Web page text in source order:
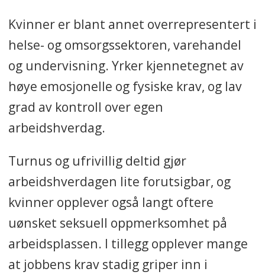
Kvinner er blant annet overrepresentert i
helse- og omsorgssektoren, varehandel
og undervisning. Yrker kjennetegnet av
høye emosjonelle og fysiske krav, og lav
grad av kontroll over egen
arbeidshverdag.
Turnus og ufrivillig deltid gjør
arbeidshverdagen lite forutsigbar, og
kvinner opplever også langt oftere
uønsket seksuell oppmerksomhet på
arbeidsplassen. I tillegg opplever mange
at jobbens krav stadig griper inn i